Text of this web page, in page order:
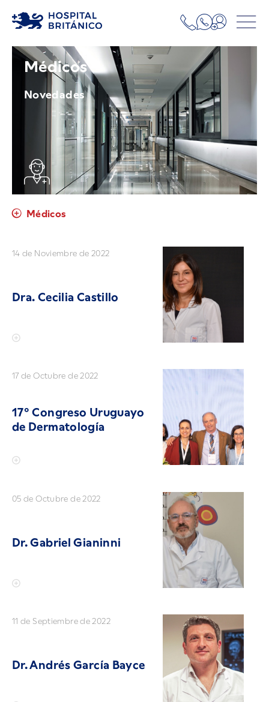
Médicos
Novedades
Médicos
14 de Noviembre de 2022
Dra. Cecilia Castillo
17 de Octubre de 2022
17° Congreso Uruguayo
de Dermatología
05 de Octubre de 2022
Dr. Gabriel Gianinni
11 de Septiembre de 2022
Dr. Andrés García Bayce